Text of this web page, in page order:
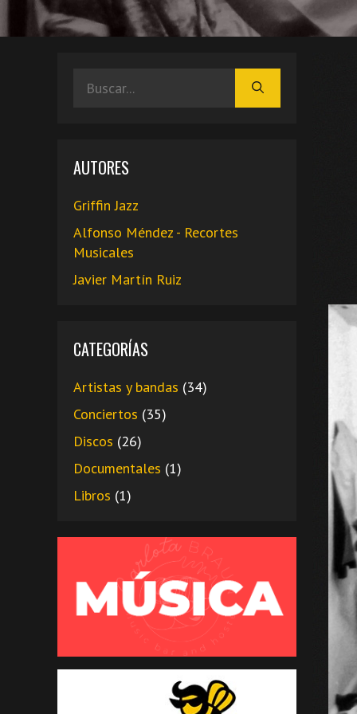
AUTORES
Griffin Jazz
Alfonso Méndez - Recortes
Musicales
Javier Martín Ruiz
CATEGORÍAS
Artistas y bandas (34)
Conciertos (35)
Discos (26)
Documentales (1)
Libros (1)